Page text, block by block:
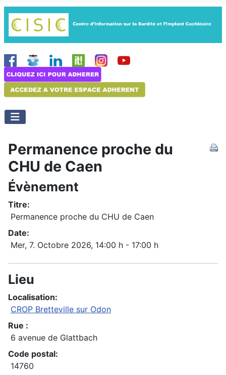
Permanence proche du
CHU de Caen
Évènement
Titre:
Permanence proche du CHU de Caen
Date:
Mer, 7. Octobre 2026, 14:00 h - 17:00 h
Lieu
Localisation:
CROP Bretteville sur Odon
Rue :
6 avenue de Glattbach
Code postal:
14760